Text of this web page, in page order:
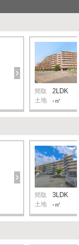
間取 2LDK
土地 -㎡
間取 3LDK
土地 -㎡